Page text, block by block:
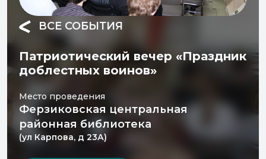
ВСЕ СОБЫТИЯ
Патриотический вечер «Праздник
доблестных воинов»
Место проведения
Ферзиковская центральная
районная библиотека
(ул Карпова, д 23А)